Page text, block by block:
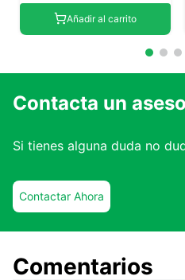
Añadir al carrito
Contacta un
Si tienes alguna duda no
Contactar Ahora
Comentarios